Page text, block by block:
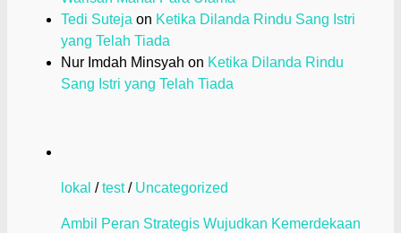
Tedi Suteja on Ketika Dilanda Rindu Sang Istri
yang Telah Tiada
Nur Imdah Minsyah on Ketika Dilanda Rindu
Sang Istri yang Telah Tiada
lokal /test/ Uncategorized
Ambil Peran Strategis Wujudkan Kemerdekaan